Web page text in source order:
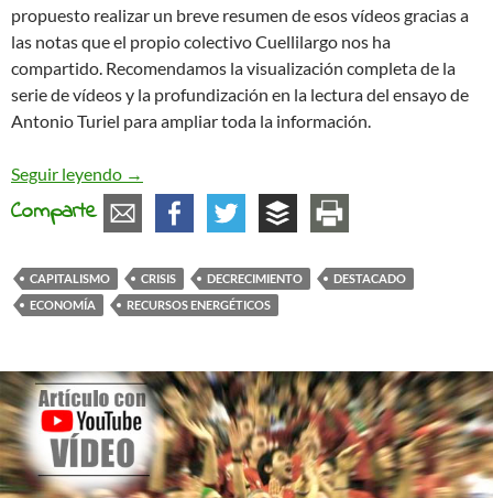
propuesto realizar un breve resumen de esos vídeos gracias a
las notas que el propio colectivo Cuellilargo nos ha
compartido. Recomendamos la visualización completa de la
serie de vídeos y la profundización en la lectura del ensayo de
Antonio Turiel para ampliar toda la información.
Seguir leyendo Crisis energética global, capitalismo y
→
Comparte
CAPITALISMO CRISIS DECRECIMIENTO
DESTACADO
ECONOMÍA
RECURSOS ENERGÉTICOS